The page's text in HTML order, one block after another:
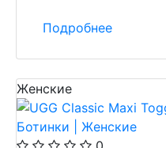
Подробнее
Женские